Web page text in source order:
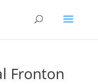
Fronton